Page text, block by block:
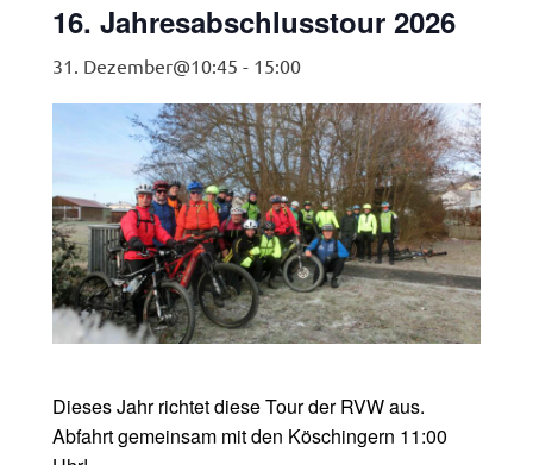
16. Jahresabschlusstour 2026
31. Dezember@10:45 - 15:00
Dieses Jahr richtet diese Tour der RVW aus.
Abfahrt gemeinsam mit den Köschingern 11:00